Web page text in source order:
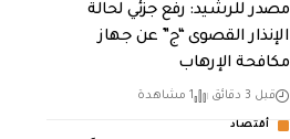
مصدر للرشيد: رفع جزئي لحالة
الإنذار القصوى “ج” عن جهاز
مكافحة الإرهاب
قبل 3 دقائق 1 مشاهدة
أقتصاد